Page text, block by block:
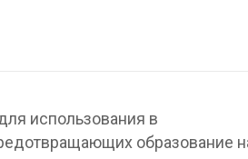
использования в
образование